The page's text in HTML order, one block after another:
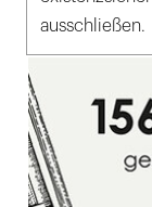
ausschließen.